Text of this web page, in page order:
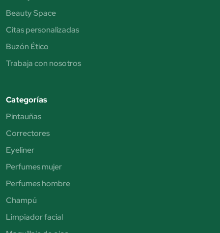
Beauty Space
Citas personalizadas
Buzón Ético
Trabaja con nosotros
Categorías
Pintauñas
Correctores
Eyeliner
Perfumes mujer
Perfumes hombre
Champú
Limpiador facial